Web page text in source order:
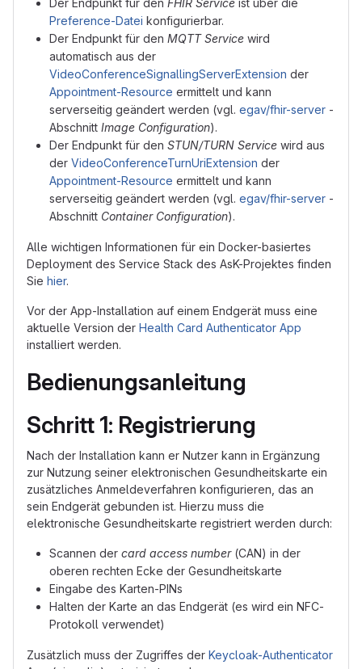
Der Endpunkt für den FHIR Service ist über die
Preference-Datei konfigurierbar.
Der Endpunkt für den MQTT Service wird
automatisch aus der
VideoConferenceSignallingServerExtension der
Appointment-Resource ermittelt und kann
serverseitig geändert werden (vgl. egav/fhir-server -
Abschnitt Image Configuration).
Der Endpunkt für den STUN/TURN Service wird aus
der VideoConferenceTurnUriExtension der
Appointment-Resource ermittelt und kann
serverseitig geändert werden (vgl. egav/fhir-server -
Abschnitt Container Configuration).
Alle wichtigen Informationen für ein Docker-basiertes
Deployment des Service Stack des AsK-Projektes finden
Sie hier.
Vor der App-Installation auf einem Endgerät muss eine
aktuelle Version der Health Card Authenticator App
installiert werden.
Bedienungsanleitung
Schritt 1: Registrierung
Nach der Installation kann er Nutzer kann in Ergänzung
zur Nutzung seiner elektronischen Gesundheitskarte ein
zusätzliches Anmeldeverfahren konfigurieren, das an
sein Endgerät gebunden ist. Hierzu muss die
elektronische Gesundheitskarte registriert werden durch:
Scannen der card access number(CAN) in der
oberen rechten Ecke der Gesundheitskarte
Eingabe des Karten-PINs
Halten der Karte an das Endgerät (es wird ein NFC-
Protokoll verwendet)
Zusätzlich muss der Zugriffes der Keycloak-Authenticator